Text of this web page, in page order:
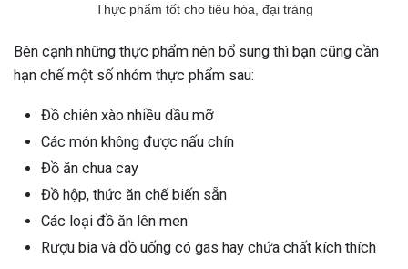
Thực phẩm tốt cho tiêu hóa, đại tràng
Bên cạnh những thực phẩm nên bổ sung thì bạn cũng cần
hạn chế một số nhóm thực phẩm sau:
Đồ chiên xào nhiều dầu mỡ
Các món không được nấu chín
Đồ ăn chua cay
Đồ hộp, thức ăn chế biến sẵn
Các loại đồ ăn lên men
Rượu bia và đồ uống có gas hay chứa chất kích thích